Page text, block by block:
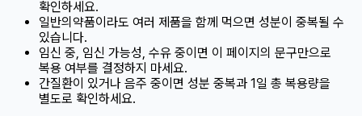
확인하세요.
일반의약품이라도 여러 제품을 함께 먹으면 성분이 중복될 수
있습니다.
임신 중, 임신 가능성, 수유 중이면 이 페이지의 문구만으로
복용 여부를 결정하지 마세요.
간질환이 있거나 음주 중이면 성분 중복과 1일 총 복용량을
별도로 확인하세요.